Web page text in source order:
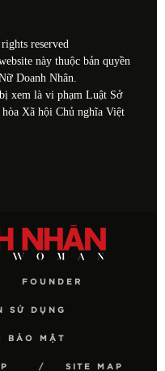
reserved
này thuộc bản quyền
Doanh Nhân.
xem là vi phạm Luật Sở
Xã hội Chủ nghĩa Việt
FOUNDER
SỬ DỤNG
BẢO MẬT
SITE MAP